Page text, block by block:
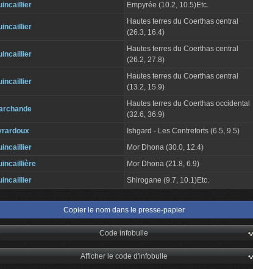
Empyrée (10.2, 10.5)Etc.
Hautes terres du Coerthas central
(26.3, 16.4)
Hautes terres du Coerthas central
(26.2, 27.8)
Hautes terres du Coerthas central
(13.2, 15.9)
Hautes terres du Coerthas occidental
(32.6, 36.9)
Ishgard - Les Contreforts (6.5, 9.5)
Mor Dhona (30.0, 12.4)
Mor Dhona (21.8, 6.9)
Shirogane (9.7, 10.1)Etc.
Copier le nom dans le presse-papier
Code infobulle
Afficher le code d'infobulle